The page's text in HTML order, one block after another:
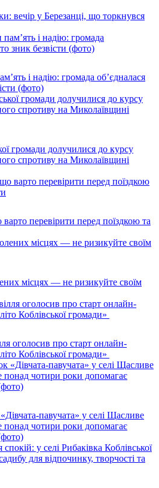
вечір у Березанці, що торкнувся
і надію: громада об’єдналася
(фото)
громади долучилися до курсу
спротиву на Миколаївщині
перевірити перед поїздкою та
місцях — не ризикуйте своїм
оголосив про старт онлайн-
Коблівської громади»
павучата» у селі Щасливе
понад чотири роки допомагає